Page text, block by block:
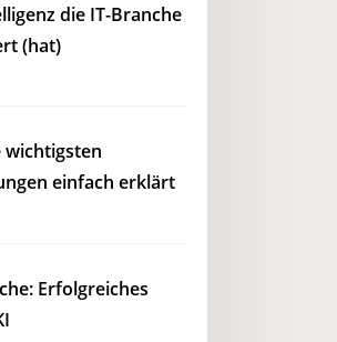
die IT-Branche
(hat)
wichtigsten
einfach erklärt
Erfolgreiches